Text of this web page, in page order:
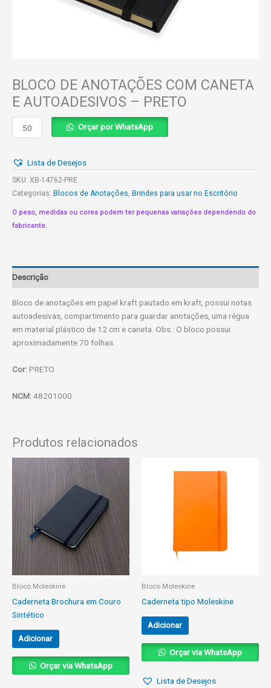
BLOCO DE ANOTAÇÕES COM CANETA
E AUTOADESIVOS – PRETO
BLOCO
DE
COM
CANETA
E
-
PRETO
Orçar por WhatsApp
Lista de Desejos
SKU: XB-14762-PRE
Categorias: Blocos de Anotações, Brindes para usar no Escritório
O peso, medidas ou cores podem ter pequenas variações dependendo do
fabricante.
Descrição
Bloco de anotações em papel kraft pautado em kraft, possui notas
autoadesivas, compartimento para guardar anotações, uma régua
em material plástico de 12 cm e caneta. Obs.: O bloco possui
aproximadamente 70 folhas.
Cor:PRETO
NCM:48201000
Produtos relacionados
Bloco Moleskine
Caderneta Brochura em Couro
Sintético
Adicionar
Orçar via WhatsApp
Bloco Moleskine
Caderneta tipo Moleskine
Adicionar
Orçar via WhatsApp
Lista de Desejos